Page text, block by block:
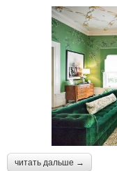
читать дальше →